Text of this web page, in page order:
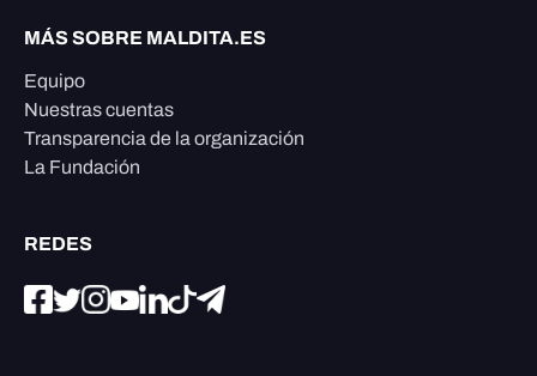
MÁS SOBRE MALDITA.ES
Equipo
Nuestras cuentas
Transparencia de la organización
La Fundación
REDES